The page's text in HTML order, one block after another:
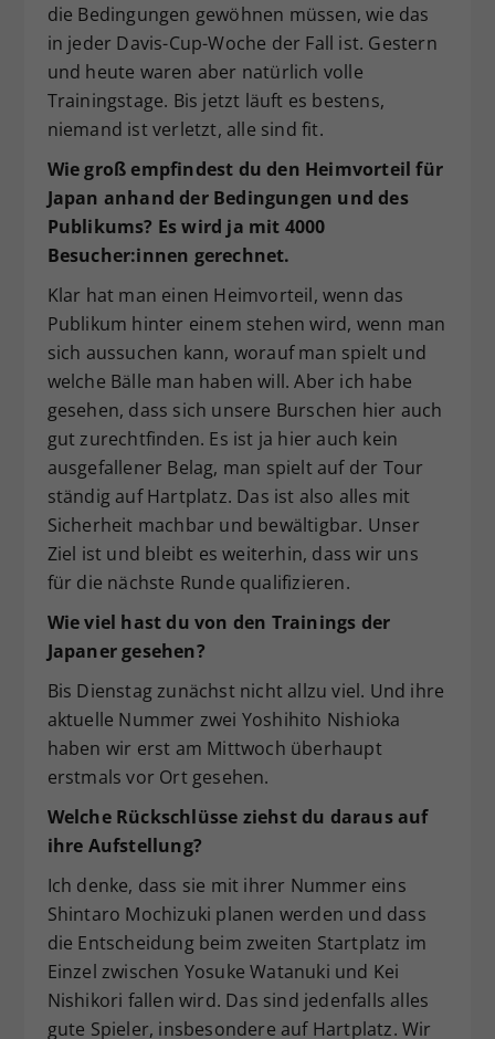
die Bedingungen gewöhnen müssen, wie das
in jeder Davis-Cup-Woche der Fall ist. Gestern
und heute waren aber natürlich volle
Trainingstage. Bis jetzt läuft es bestens,
niemand ist verletzt, alle sind fit.
Wie groß empfindest du den Heimvorteil für
Japan anhand der Bedingungen und des
Publikums? Es wird ja mit 4000
Besucher:innen gerechnet.
Klar hat man einen Heimvorteil, wenn das
Publikum hinter einem stehen wird, wenn man
sich aussuchen kann, worauf man spielt und
welche Bälle man haben will. Aber ich habe
gesehen, dass sich unsere Burschen hier auch
gut zurechtfinden. Es ist ja hier auch kein
ausgefallener Belag, man spielt auf der Tour
ständig auf Hartplatz. Das ist also alles mit
Sicherheit machbar und bewältigbar. Unser
Ziel ist und bleibt es weiterhin, dass wir uns
für die nächste Runde qualifizieren.
Wie viel hast du von den Trainings der
Japaner gesehen?
Bis Dienstag zunächst nicht allzu viel. Und ihre
aktuelle Nummer zwei Yoshihito Nishioka
haben wir erst am Mittwoch überhaupt
erstmals vor Ort gesehen.
Welche Rückschlüsse ziehst du daraus auf
ihre Aufstellung?
Ich denke, dass sie mit ihrer Nummer eins
Shintaro Mochizuki planen werden und dass
die Entscheidung beim zweiten Startplatz im
Einzel zwischen Yosuke Watanuki und Kei
Nishikori fallen wird. Das sind jedenfalls alles
gute Spieler, insbesondere auf Hartplatz. Wir